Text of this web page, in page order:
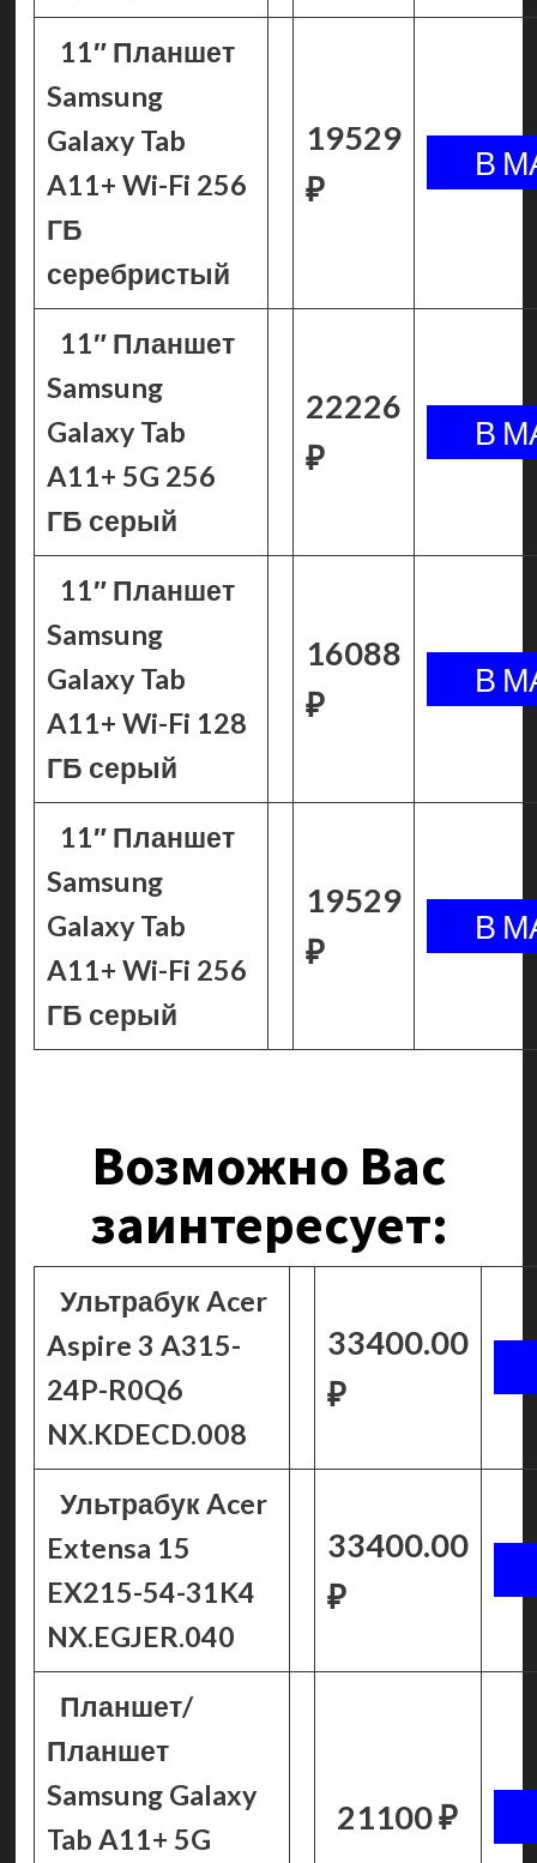
11″ Планшет
Samsung
Galaxy Tab
A11+ Wi-Fi 256
ГБ
серебристый
19529
₽
11″ Планшет
Samsung
Galaxy Tab
A11+ 5G 256
ГБ серый
22226
₽
11″ Планшет
Samsung
Galaxy Tab
A11+ Wi-Fi 128
ГБ серый
16088
₽
11″ Планшет
Samsung
Galaxy Tab
A11+ Wi-Fi 256
ГБ серый
19529
₽
Возможно Вас
заинтересует:
Ультрабук Acer
Aspire 3 A315-
24P-R0Q6
NX.KDECD.008
33400.00
₽
Ультрабук Acer
Extensa 15
EX215-54-31K4
NX.EGJER.040
33400.00
₽
Планшет/
Планшет
Samsung Galaxy
Tab A11+ 5G
21100 ₽